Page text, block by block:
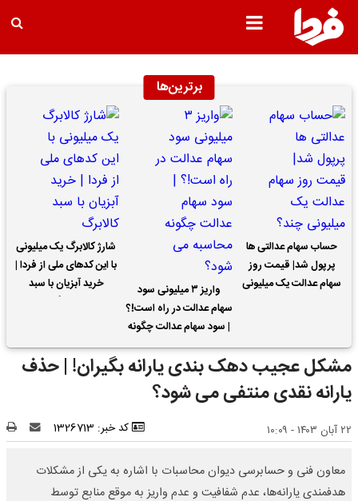
برترین‌ها
حساب سهام عدالتی ها
پرپول شد| قیمت روز
سهام عدالت یک میلیونی
واریز ۳ میلیونی سود
سهام عدالت در راه است!؟
| سود سهام عدالت چگونه
محاسبه می شود؟
شارژ کالابرگ یک میلیونی
با این کدهای ملی از فردا |
خرید آبزیان با سبد
مشکل عجیب دهک بندی یارانه بگیران! | حذف
یارانه نقدی منتفی می شود؟
۲۲ آبان ۱۴۰۳ - ۱۰:۰۹ کد خبر: 1326713
معاون فنی و حسابرسی دیوان محاسبات با اشاره به یکی از مشکلات
هدفمندی یارانه‌ها، عدم شفافیت و عدم واریز به موقع منابع توسط